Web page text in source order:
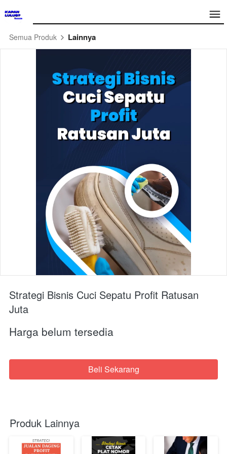
Semua Produk Lainnya
Strategi Bisnis Cuci Sepatu Profit Ratusan
Juta
Harga belum tersedia
`Beli Sekarang
Produk Lainnya